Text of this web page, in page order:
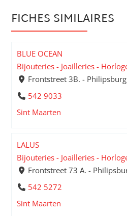
FICHES SIMILAIRES
BLUE OCEAN
Bijouteries - Joailleries -
Frontstreet 3B. - Philipsburg
542 9033
Sint Maarten
LALUS
Bijouteries - Joailleries -
Frontstreet 73 A. -
542 5272
Sint Maarten